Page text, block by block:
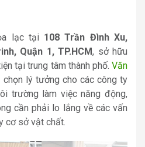
lạc tại 108 Trần Đình Xu,
Quận 1, TP.HCM, sở hữu
tại trung tâm thành phố. Văn
chọn lý tưởng cho các công ty
trường làm việc năng động,
cần phải lo lắng về các vấn
cơ sở vật chất.